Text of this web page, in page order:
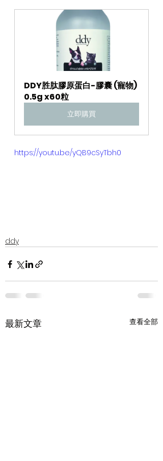
DDY胜肽膠原蛋白-膠囊 (寵物)
0.5g x60粒
立即購買
https://youtu.be/yQB9cSyTbh0
ddy
最新文章 查看全部